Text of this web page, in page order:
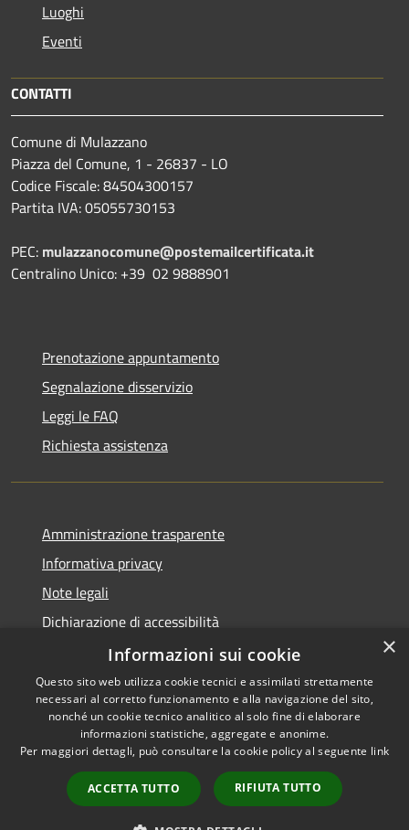
Luoghi
Eventi
CONTATTI
Comune di Mulazzano
Piazza del Comune, 1 - 26837 - LO
Codice Fiscale: 84504300157
Partita IVA: 05055730153
PEC: mulazzanocomune@postemailcertificata.it
Centralino Unico: +39 02 9888901
Prenotazione appuntamento
Segnalazione disservizio
Leggi le FAQ
Richiesta assistenza
Amministrazione trasparente
Informativa privacy
Note legali
Dichiarazione di accessibilità
Obiettivi di accessibilità
RSS
Accessibilità
Copyright © 2026 • Comune di
Municipium•
Accesso
redazione
×
Informazioni sui cookie
Questo sito web utilizza cookie tecnici e assimilati strettamente
necessari al corretto funzionamento e alla navigazione del sito,
nonché un cookie tecnico analitico al solo fine di elaborare
informazioni statistiche, aggregate e anonime.
Per maggiori dettagli, può consultare la cookie policy al seguente link
ACCETTA TUTTO RIFIUTA TUTTO